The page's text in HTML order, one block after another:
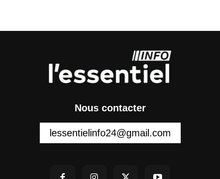
Nous contacter
lessentielinfo24@gmail.com